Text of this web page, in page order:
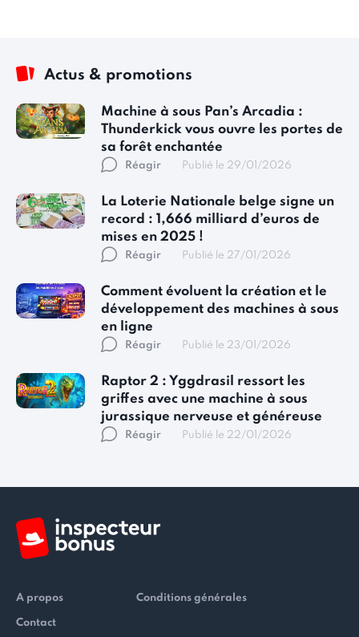
Actus & promotions
Machine à sous Pan’s Arcadia :
Thunderkick vous ouvre les portes de
sa forêt enchantée
Réagir Publié le 29/01/2026
La Loterie Nationale belge signe un
record : 1,666 milliard d’euros de
mises en 2025 !
Réagir Publié le 27/01/2026
Comment évoluent la création et le
développement des machines à sous
en ligne
Réagir Publié le 23/01/2026
Raptor 2 : Yggdrasil ressort les
griffes avec une machine à sous
jurassique nerveuse et généreuse
Réagir Publié le 22/01/2026
A propos
Contact
Conditions générales